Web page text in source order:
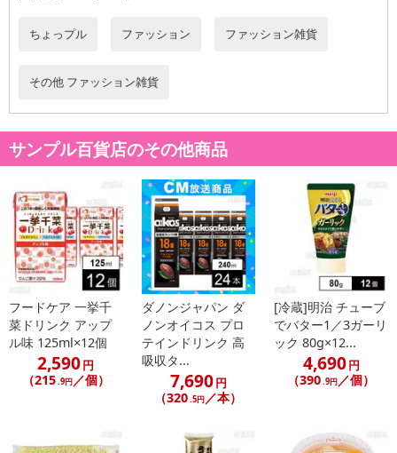
によるお申込み後のキャンセル・返品交換は対応いたしかねます。
※d払い、PayPay、au PAY、au PAY（auかんたん決済）、ソフトバ
Payでお支払いの場合、決済のため外部サイトへ遷移します。
※予約商品は決済手段ごとに定められた決済期限日にお支払いを完
了することがございます。ご了承いただいたうえでお申し込みくだ
さい。
【配送伝票番号について】
※配送形態がメール便の商品については、商品の発送完了後、配送
伝票番号がマイページに表示されない場合もございます。
【配送日時の指定について】
※配送日時の指定が可能な商品の場合、商品によってご指定できる
配送日、配送時間が異なる可能性がございます。
カート機能をご利用の場合は、配送日時指定をご利用いただけませ
発送日カレンダー
ちょっプル ファッション ファッション雑貨
その他 ファッション雑貨
サンプル百貨店のその他商品
フードケア 一挙千
菜ドリンク アップ
ル味 125ml×12個
2,590円
（215.9円／個）
ダノンジャパン ダ
ノンオイコス プロ
テインドリンク 高
吸収タ...
7,690円
（320.5円 ／本）
[冷蔵]明治 チューブ
でバター1／3ガーリ
ック 80g×12...
4,690円
（390.9円 ／個）